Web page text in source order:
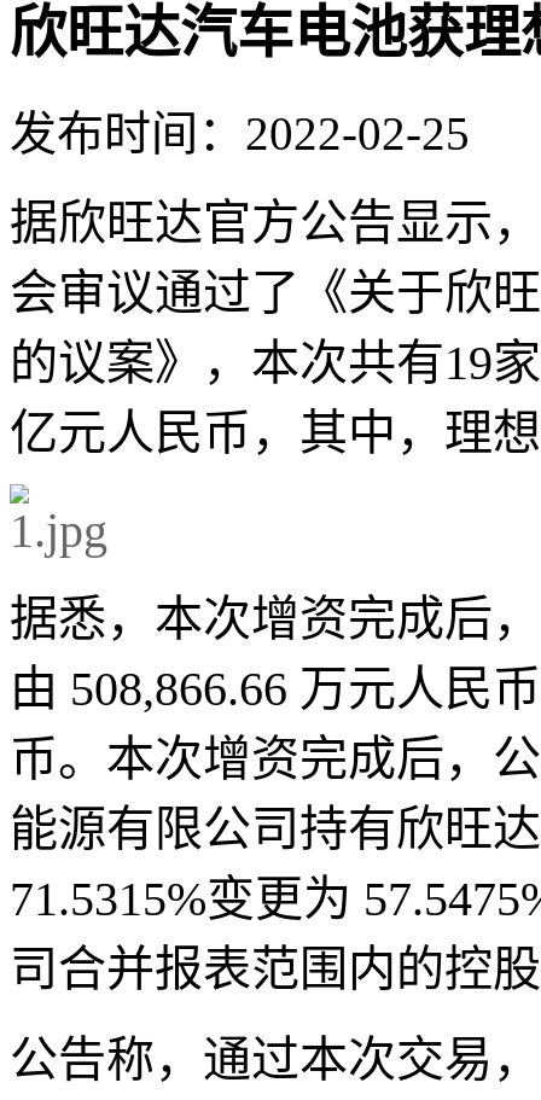
欣旺达汽车电池获
发布时间：2022-02-25
据欣旺达官方公告显示
会审议通过了《关于欣
的议案》，本次共有19
亿元人民币，其中，理
据悉，本次增资完成后
由 508,866.66 万元人民
币。本次增资完成后，
能源有限公司持有欣旺
71.5315%变更为
司合并报表范围内的控
公告称，通过本次交易